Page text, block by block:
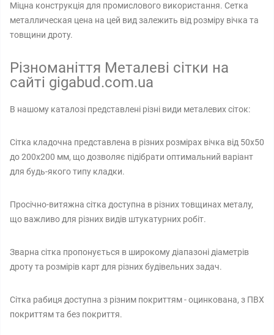
Міцна конструкція для промислового використання. Сетка
металлическая цена на цей вид залежить від розміру вічка та
товщини дроту.
Різноманіття Металеві сітки на
сайті gigabud.com.ua
В нашому каталозі представлені різні види металевих сіток:
Сітка кладочна представлена в різних розмірах вічка від 50х50
до 200х200 мм, що дозволяє підібрати оптимальний варіант
для будь-якого типу кладки.
Просічно-витяжна сітка доступна в різних товщинах металу,
що важливо для різних видів штукатурних робіт.
Зварна сітка пропонується в широкому діапазоні діаметрів
дроту та розмірів карт для різних будівельних задач.
Сітка рабиця доступна з різним покриттям - оцинкована, з ПВХ
покриттям та без покриття.